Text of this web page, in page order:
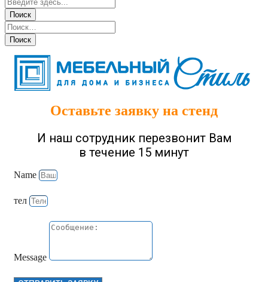
Оставьте заявку на стенд
И наш сотрудник перезвонит Вам
в течение 15 минут
Name
тел
Message